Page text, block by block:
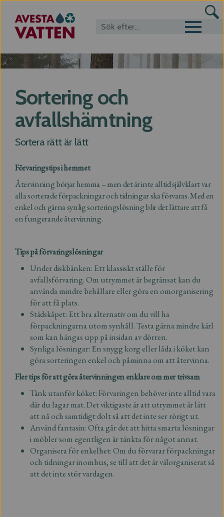
Toggle
Sortering och
avfallshämtning
Sortera rätt är lätt
Förvaringstips i hemmet
Återvinning börjar hemma – men det är inte alltid självklart var
alla sorterade förpackningar och tidningar ska förvaras. Med en
enkel och gärna synlig sorteringslösning blir det lättare att få
en fungerande återvinning.
Tips på förvaringslösningar
Under diskbänken: Ett klassiskt ställe för
avfallsförvaring. Om utrymmet är begränsat kan du
använda mindre behållare eller göra en omorganisering
för att få plats.
Städskåpet: Ett bra alternativ om du vill ha
förpackningarna utom synhåll. Testa gärna mindre kärl
som kan hängas upp på insidan av dörren.
Synliga lösningar: En snygg korg eller låda i köket kan
göra sorteringen enkel och påminna om att återvinna.
Fler tips för att göra återvinningen enklare om mer trivsam
Tänk utanför köket: Förvaringen behöver inte alltid vara
där du lagar mat. Det viktigaste är att utrymmet är lätt
att nå och samtidigt dolt så att det inte ser rörigt ut.
Använd fantasin: Ofta går det att hitta smarta lösningar
i möbler som egentligen är tänkta för något annat.
Organisera för enkelhet: Om du förvarar förpackningar
och tidningar inomhus, se till att det är välorganiserat så
att det inte stör vardagen.